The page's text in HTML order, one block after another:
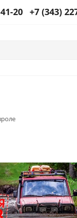
20 +7 (343)